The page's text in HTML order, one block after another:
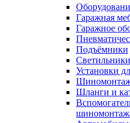
Гаражная
Гаражное
Подъёмники
Установки
Шланги и